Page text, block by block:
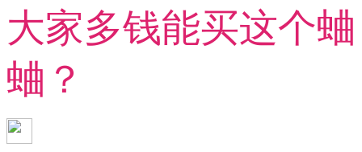
大家多钱能买这个蛐
蛐？